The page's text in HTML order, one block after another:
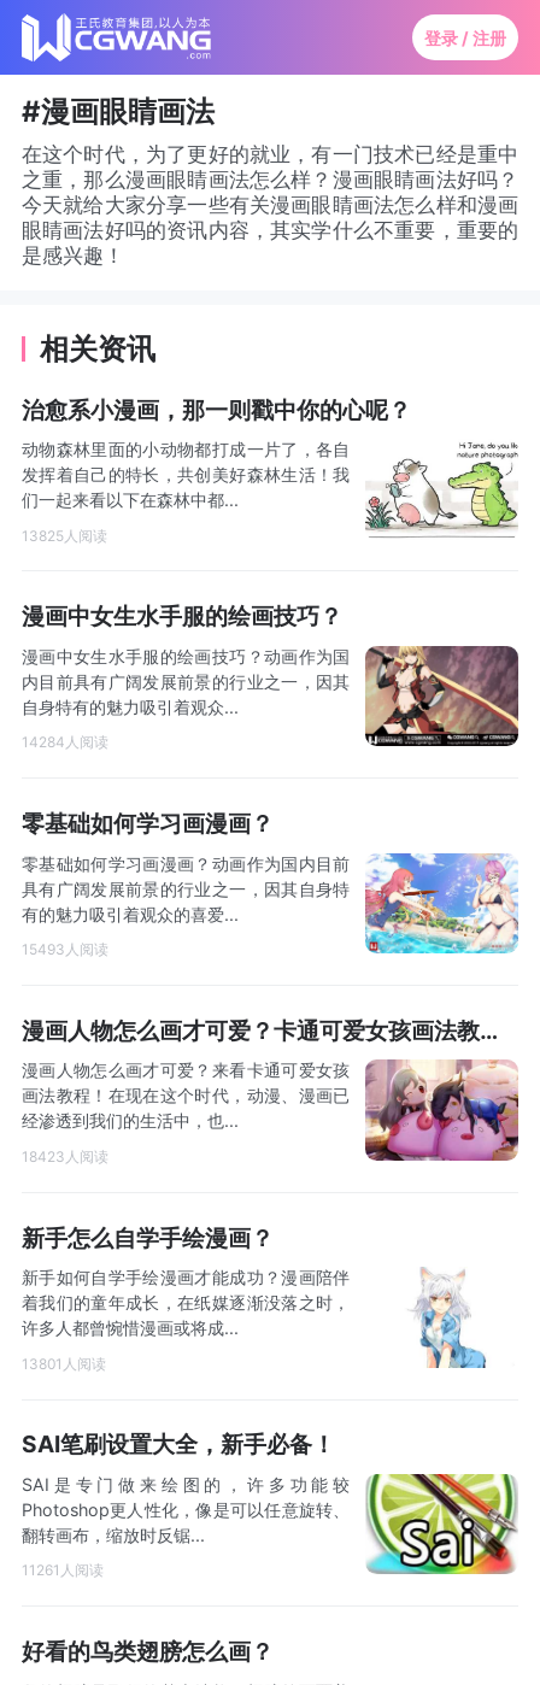
登录 / 注册
#漫画眼睛画法
在这个时代，为了更好的就业，有一门技术已经是重中
之重，那么漫画眼睛画法怎么样？漫画眼睛画法好吗？
今天就给大家分享一些有关漫画眼睛画法怎么样和漫画
眼睛画法好吗的资讯内容，其实学什么不重要，重要的
是感兴趣！
相关资讯
治愈系小漫画，那一则戳中你的心呢？
动物森林里面的小动物都打成一片了，各自
发挥着自己的特长，共创美好森林生活！我
们一起来看以下在森林中都...
13825人阅读
漫画中女生水手服的绘画技巧？
漫画中女生水手服的绘画技巧？动画作为国
内目前具有广阔发展前景的行业之一，因其
自身特有的魅力吸引着观众...
14284人阅读
零基础如何学习画漫画？
零基础如何学习画漫画？动画作为国内目前
具有广阔发展前景的行业之一，因其自身特
有的魅力吸引着观众的喜爱...
15493人阅读
漫画人物怎么画才可爱？卡通可爱女孩画法教程！
漫画人物怎么画才可爱？来看卡通可爱女孩
画法教程！在现在这个时代，动漫、漫画已
经渗透到我们的生活中，也...
18423人阅读
新手怎么自学手绘漫画？
新手如何自学手绘漫画才能成功？漫画陪伴
着我们的童年成长，在纸媒逐渐没落之时，
许多人都曾惋惜漫画或将成...
13801人阅读
SAI笔刷设置大全，新手必备！
SAI是专门做来绘图的，许多功能较
Photoshop更人性化，像是可以任意旋转、
翻转画布，缩放时反锯...
11261人阅读
好看的鸟类翅膀怎么画？